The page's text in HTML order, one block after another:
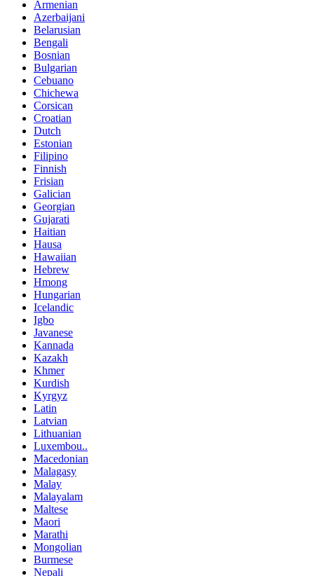
Armenian
Azerbaijani
Belarusian
Bengali
Bosnian
Bulgarian
Cebuano
Chichewa
Corsican
Croatian
Dutch
Estonian
Filipino
Finnish
Frisian
Galician
Georgian
Gujarati
Haitian
Hausa
Hawaiian
Hebrew
Hmong
Hungarian
Icelandic
Igbo
Javanese
Kannada
Kazakh
Khmer
Kurdish
Kyrgyz
Latin
Latvian
Lithuanian
Luxembou..
Macedonian
Malagasy
Malay
Malayalam
Maltese
Maori
Marathi
Mongolian
Burmese
Nepali